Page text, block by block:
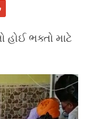
હોઈ ભક્તો માટે